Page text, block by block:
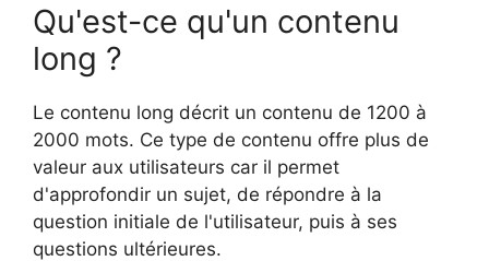
Qu'est-ce qu'un contenu
long ?
Le contenu long décrit un contenu de 1200 à
2000 mots. Ce type de contenu offre plus de
valeur aux utilisateurs car il permet
d'approfondir un sujet, de répondre à la
question initiale de l'utilisateur, puis à ses
questions ultérieures.